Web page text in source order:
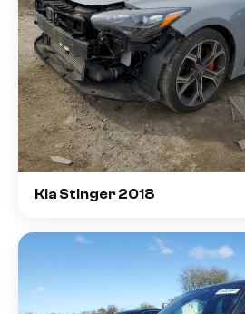
Kia Stinger 2018